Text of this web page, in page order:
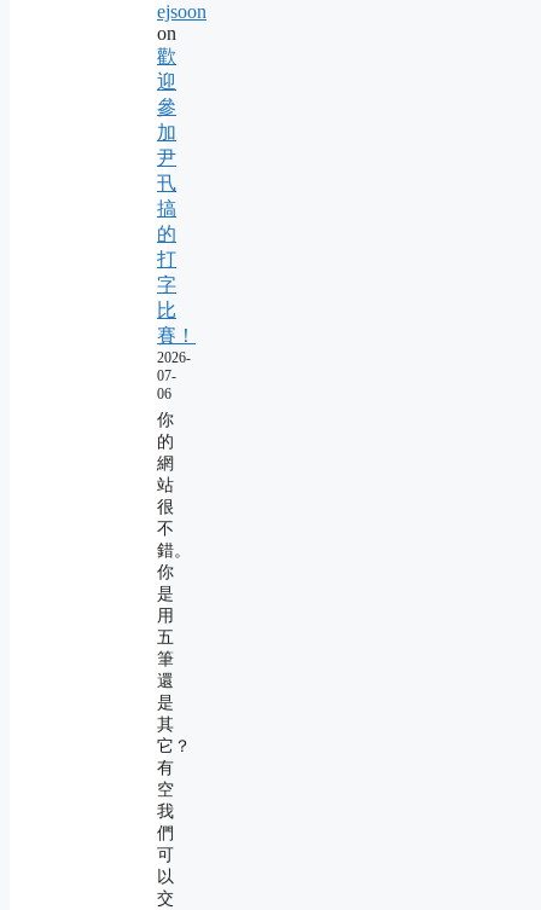
ejsoon
on
歡
迎
參
加
尹
卂
搞
的
打
字
比
賽！
2026-
07-
06
你
的
網
站
很
不
錯。
你
是
用
五
筆
還
是
其
它？
有
空
我
們
可
以
交